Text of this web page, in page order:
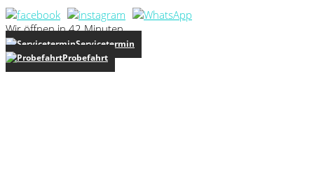
Wir öffnen in 42 Minuten
Servicetermin
Probefahrt